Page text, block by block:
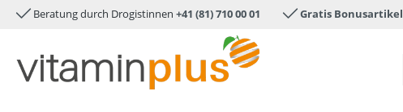
springen Zur Hauptnavigation springen
Beratung durch Drogistinnen +41 (81) 710 00 01 Gratis Bonusartikel